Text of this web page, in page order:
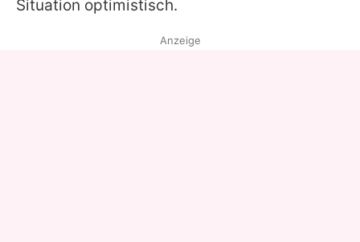
Situation optimistisch.
Anzeige